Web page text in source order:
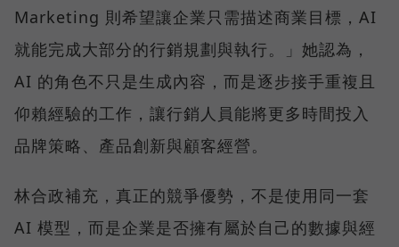
Marketing 則希望讓企業只需描述商業目標，AI
就能完成大部分的行銷規劃與執行。」她認為，
AI 的角色不只是生成內容，而是逐步接手重複且
仰賴經驗的工作，讓行銷人員能將更多時間投入
品牌策略、產品創新與顧客經營。
林合政補充，真正的競爭優勢，不是使用同一套
AI 模型，而是企業是否擁有屬於自己的數據與經